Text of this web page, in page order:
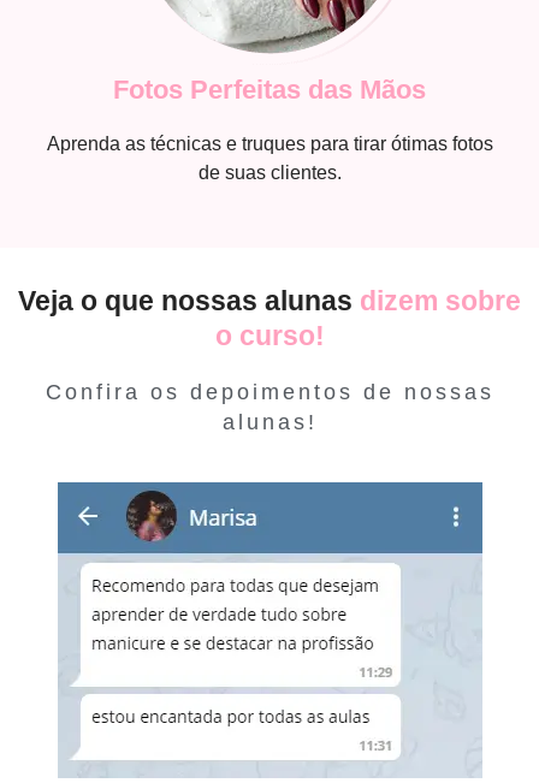
Fotos Perfeitas das Mãos
Aprenda as técnicas e truques para tirar ótimas fotos
de suas clientes.
Veja o que nossas alunas dizem sobre
o curso!
Confira os depoimentos de nossas
alunas!